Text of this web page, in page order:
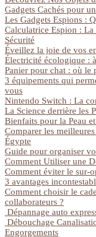
Gadgets Cachés pour
Les Gadgets Espions :
Calculatrice Espion :
Sécurité
Éveillez la joie de vos
Électricité écologique :
Panier pour chat : où le
3 équipements qui
vous
Nintendo Switch : La
La Science derrière les
Bienfaits pour la Peau
Comparer les
Égypte
Guide pour organiser
Comment Utiliser une
Comment éviter le sur-
3 avantages
Comment choisir le
collaborateurs ?
Dépannage auto
Débouchage
Engorgements